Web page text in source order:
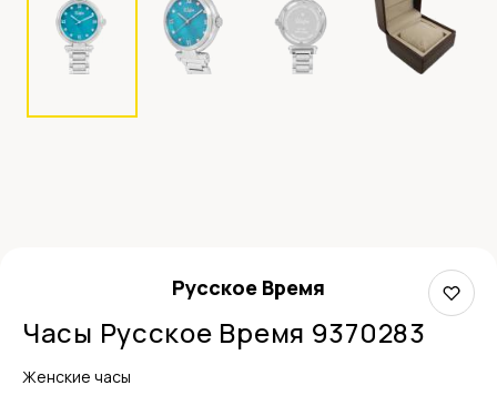
Русское Время
Часы Русское Время 9370283
Женские часы